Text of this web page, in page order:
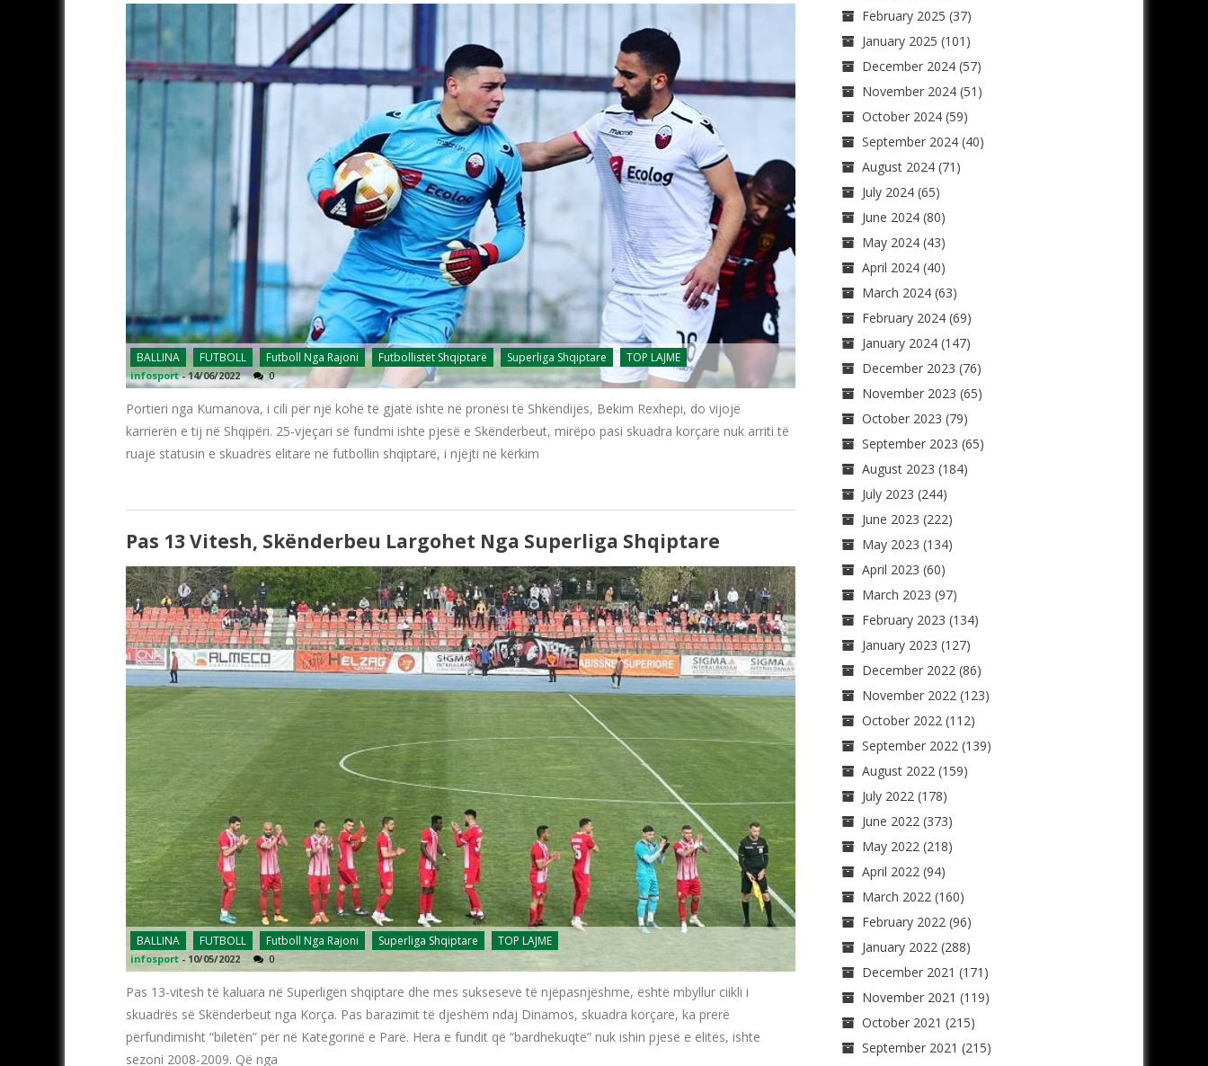
BALLINA FUTBOLL Futboll Nga Rajoni Futbollistët Shqiptarë Superliga Shqiptare TOP LAJME
infosport -14/06/2022 0
Portieri nga Kumanova, i cili për një kohë të gjatë ishte në pronësi të Shkëndijës, Bekim Rexhepi, do vijojë
karrierën e tij në Shqipëri. 25-vjeçari së fundmi ishte pjesë e Skënderbeut, mirëpo pasi skuadra korçare nuk arriti të
ruajë statusin e skuadrës elitare në futbollin shqiptarë, i njëjti në kërkim
Pas 13 Vitesh, Skënderbeu Largohet Nga Superliga Shqiptare
BALLINA FUTBOLL Futboll Nga Rajoni Superliga Shqiptare TOP LAJME
infosport - 10/05/2022 0
Pas 13-vitesh të kaluara në Superligën shqiptare dhe mes sukseseve të njëpasnjëshme, është mbyllur ciikli i
skuadrës së Skënderbeut nga Korça. Pas barazimit të djeshëm ndaj Dinamos, skuadra korçare, ka prerë
përfundimisht “biletën” për në Kategorinë e Parë. Hera e fundit që “bardhekuqtë” nuk ishin pjesë e elitës, ishte
sezoni 2008-2009. Që nga
February 2025 (37)
January 2025 (101)
December 2024(57)
November 2024(51)
October 2024(59)
September 2024(40)
August 2024(71)
July 2024(65)
June 2024(80)
May 2024(43)
April 2024(40)
March 2024(63)
February 2024(69)
January 2024(147)
December 2023 (76)
November 2023 (65)
October 2023 (79)
September 2023 (65)
August 2023 (184)
July 2023 (244)
June 2023 (222)
May 2023 (134)
April 2023 (60)
March 2023 (97)
February 2023 (134)
January 2023 (127)
December 2022(86)
November 2022(123)
October 2022(112)
September 2022(139)
August 2022(159)
July 2022(178)
June 2022(373)
May 2022(218)
April 2022(94)
March 2022(160)
February 2022(96)
January 2022(288)
December 2021 (171)
November 2021 (119)
October 2021 (215)
September 2021 (215)